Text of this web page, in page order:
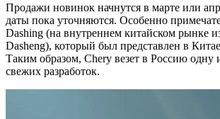
Продажи новинок начнутся в марте или
даты пока уточняются. Особенно
Dashing (на внутреннем китайском рынке
Dasheng), который был представлен в
Таким образом, Chery везет в Россию одну
свежих разработок.